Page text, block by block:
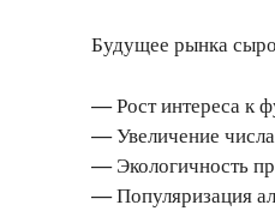
Будущее рынка
— Рост интереса к
— Увеличение
— Экологичность
— Популяризация